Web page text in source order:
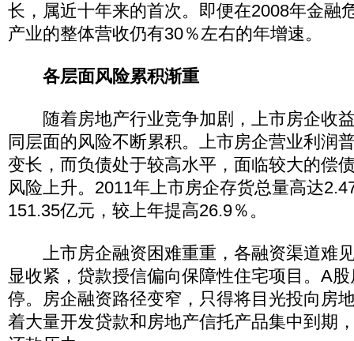
长，属近十年来的首次。即便在2008年金融
产业的整体营收仍有30％左右的年增速。
各层面风险累积渐重
随着房地产行业竞争加剧，上市房企收
同层面的风险不断累积。上市房企营业利润
变长，而负债处于较高水平，面临较大的偿
风险上升。2011年上市房企存货总量高达
151.35亿元，较上年提高26.9％。
上市房企融资困难重重，各融资渠道难
显收紧，贷款授信偏向保障性住宅项目。A
停。房企融资路径变窄，只得将目光投向房
着大量开发贷款和房地产信托产品集中到期